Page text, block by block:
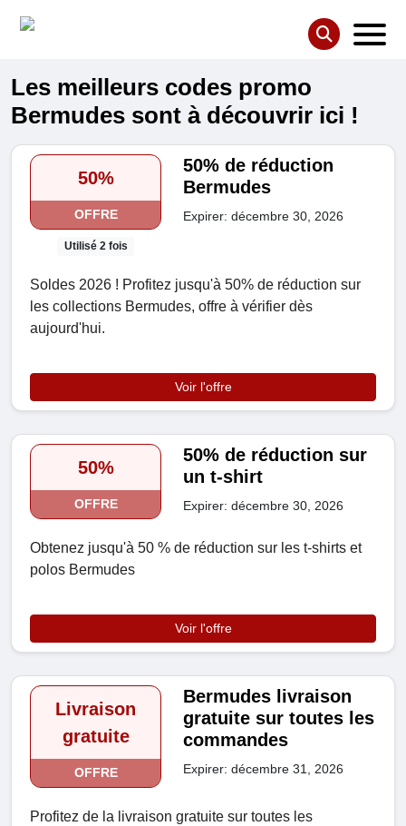
Les meilleurs codes promo
Bermudes sont à découvrir ici !
50%
OFFRE
Utilisé 2 fois
50% de réduction
Bermudes
Expirer: décembre 30, 2026
Soldes 2026 ! Profitez jusqu'à 50% de réduction sur
les collections Bermudes, offre à vérifier dès
aujourd'hui.
Voir l'offre
50%
OFFRE
50% de réduction sur
un t-shirt
Expirer: décembre 30, 2026
Obtenez jusqu'à 50 % de réduction sur les t-shirts et
polos Bermudes
Voir l'offre
Livraison
gratuite
OFFRE
Bermudes livraison
gratuite sur toutes les
commandes
Expirer: décembre 31, 2026
Profitez de la livraison gratuite sur toutes les